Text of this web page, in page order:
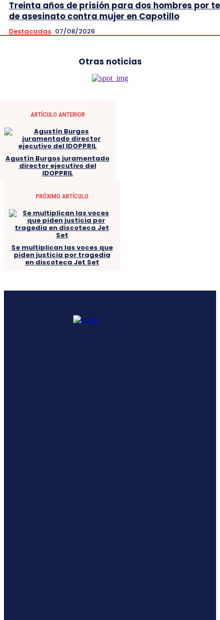
Treinta años de prisión para dos hombres por
de asesinato contra mujer en Capotillo
Destacadas 07/08/2026
Otras noticias
ARTÍCULO ANTERIOR
Agustín Burgos juramentado
director ejecutivo del
IDOPPRIL
PRÓXIMO ARTÍCULO
Se multiplican las voces que
piden justicia por tragedia
en discoteca Jet Set